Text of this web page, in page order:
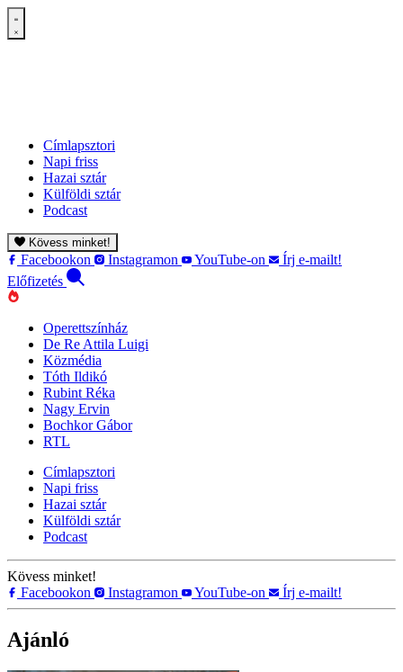
Címlapsztori
Napi friss
Hazai sztár
Külföldi sztár
Podcast
Kövess minket!
Facebookon Instagramon YouTube-on
Írj e-mailt!
Előfizetés
Operettszínház
De Re Attila Luigi
Közmédia
Tóth Ildikó
Rubint Réka
Nagy Ervin
Bochkor Gábor
RTL
Címlapsztori
Napi friss
Hazai sztár
Külföldi sztár
Podcast
Kövess minket!
Facebookon
Instagramon YouTube-on Írj e-mailt!
Ajánló